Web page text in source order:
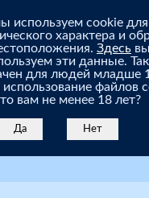
используем cookie для
характера и
Здесь
эти данные.
для людей младше
использование файлов
вам не менее 18 лет?
Да Нет